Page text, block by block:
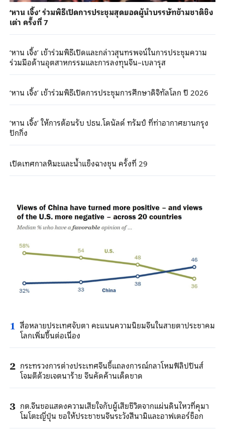
‘หาน เจิ้ง’ ร่วมพิธีเปิดการประชุมสุดยอดผู้นำบรรษัทข้ามชาติชิง
เต่า ครั้งที่ 7
‘หาน เจิ้ง’ เข้าร่วมพิธีเปิดและกล่าวสุนทรพจน์ในการประชุมความ
ร่วมมือด้านอุตสาหกรรมและการลงทุนจีน–เบลารุส
‘หาน เจิ้ง’ เข้าร่วมพิธีเปิดการประชุมการศึกษาดิจิทัลโลก ปี 2026
‘หาน เจิ้ง’ ให้การต้อนรับ ปธน.โดนัลด์ ทรัมป์ ที่ท่าอากาศยานกรุง
ปักกิ่ง
เปิดเทศกาลหิมะและน้ำแข็งฉางชุน ครั้งที่ 29
1 สื่อหลายประเทศจับตา คะแนนความนิยมจีนในสายตาประชาคม
โลกเพิ่มขึ้นต่อเนื่อง
2 กระทรวงการต่างประเทศจีนชี้แถลงการณ์กลาโหมฟิลิปปินส์
โจมตีด้วยเจตนาร้าย จีนคัดค้านเด็ดขาด
3 กต.จีนขอแสดงความเสียใจกับผู้เสียชีวิตจากแผ่นดินไหวที่คุมา
โมโตะญี่ปุ่น ขอให้ประชาชนจีนระวังสึนามิและอาฟเตอร์ช็อก